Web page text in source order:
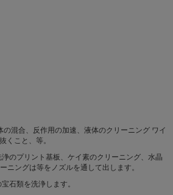
の混合、反作用の加速、液体のクリーニング ワイ
くこと、等。
のプリント基板、ケイ素のクリーニング、水晶
ニングは等をノズルを通して出します。
石類を洗浄します。